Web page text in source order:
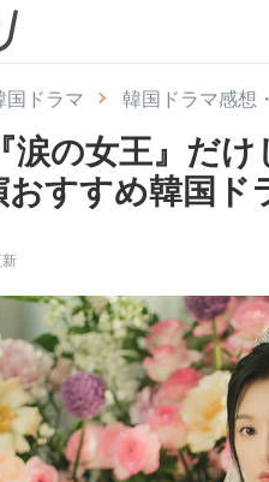
国ドラマ 韓国ドラマ感想
の女王』だけ
おすすめ韓国ド